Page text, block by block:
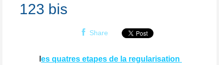
123 bis
Share
es quatres etapes de la regularisation